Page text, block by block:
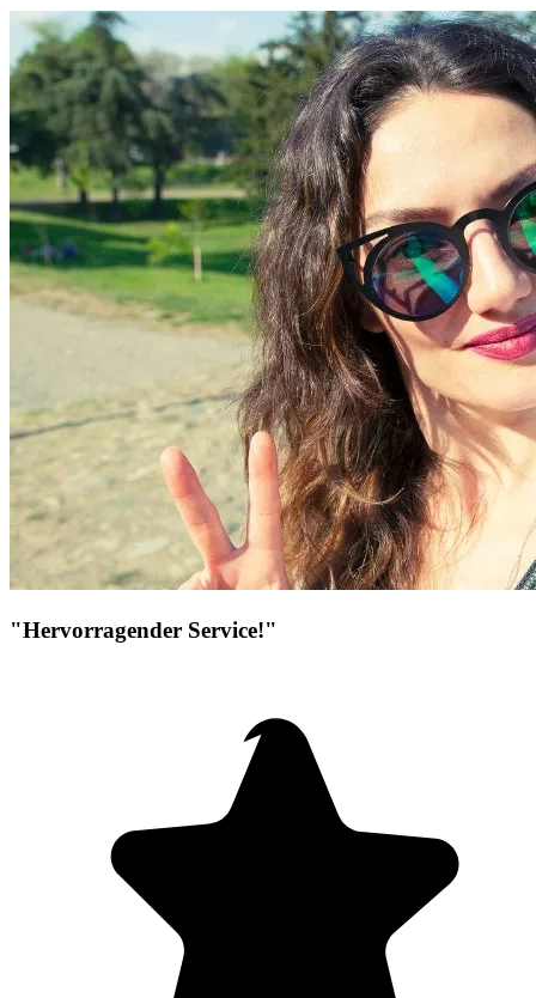
"Hervorragender Service!"